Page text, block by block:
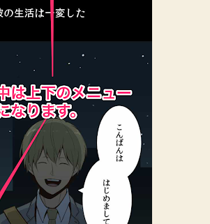
適
に
マ
ン
ガ
を
読
む